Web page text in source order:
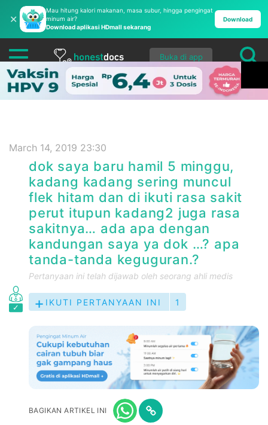
✕
Mau hitung kalori makanan, masa subur, hingga pengingat
minum air?
Download aplikasi HDmall sekarang
Download
Buka di app
March 14, 2019 23:30
dok saya baru hamil 5 minggu,
kadang kadang sering muncul
flek hitam dan di ikuti rasa sakit
perut itupun kadang2 juga rasa
sakitnya… ada apa dengan
kandungan saya ya dok …? apa
tanda-tanda keguguran.?
Pertanyaan ini telah dijawab oleh seorang ahli medis
IKUTI PERTANYAAN INI 1
BAGIKAN ARTIKEL INI